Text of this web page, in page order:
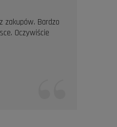
zakupów. Bardzo
Oczywiście